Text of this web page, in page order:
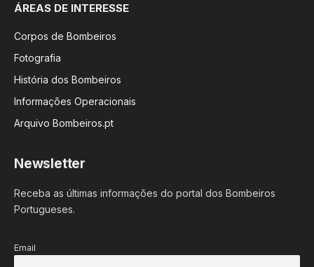
ÁREAS DE INTERESSE
Corpos de Bombeiros
Fotografia
História dos Bombeiros
Informações Operacionais
Arquivo Bombeiros.pt
Newsletter
Receba as últimas informações do portal dos Bombeiros
Portugueses.
Email